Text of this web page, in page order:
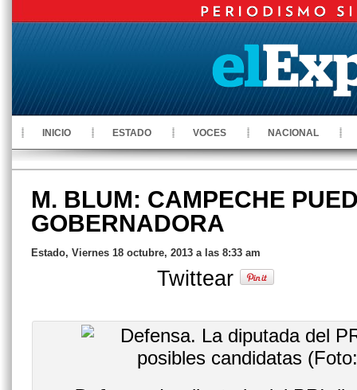
INICIO ESTADO VOCES NACIONAL
M. BLUM: CAMPECHE
GOBERNADORA
Estado, Viernes 18 octubre, 2013 a las 8:33 am
Twittear